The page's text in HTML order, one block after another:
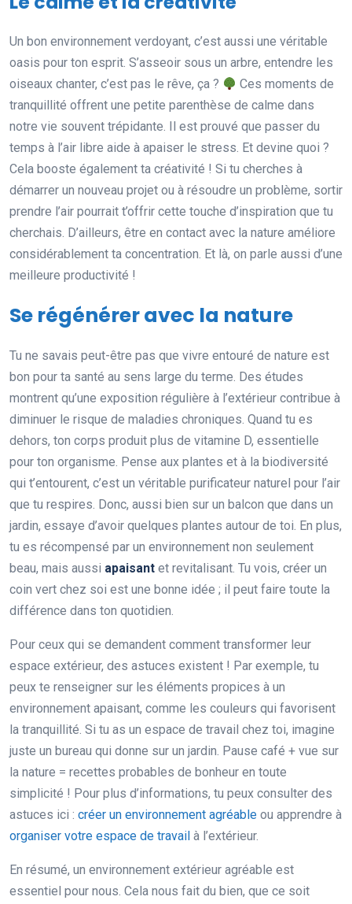
Un bon environnement verdoyant, c’est aussi une véritable
oasis pour ton esprit. S’asseoir sous un arbre, entendre les
oiseaux chanter, c’est pas le rêve, ça ?
Ces moments de
tranquillité offrent une petite parenthèse de calme dans
notre vie souvent trépidante. Il est prouvé que passer du
temps à l’air libre aide à apaiser le stress. Et devine quoi ?
Cela booste également ta créativité ! Si tu cherches à
démarrer un nouveau projet ou à résoudre un problème, sortir
prendre l’air pourrait t’offrir cette touche d’inspiration que tu
cherchais. D’ailleurs, être en contact avec la nature améliore
considérablement ta concentration. Et là, on parle aussi d’une
meilleure productivité !
Se régénérer avec la nature
Tu ne savais peut-être pas que vivre entouré de nature est
bon pour ta santé au sens large du terme. Des études
montrent qu’une exposition régulière à l’extérieur contribue à
diminuer le risque de maladies chroniques. Quand tu es
dehors, ton corps produit plus de vitamine D, essentielle
pour ton organisme. Pense aux plantes et à la biodiversité
qui t’entourent, c’est un véritable purificateur naturel pour l’air
que tu respires. Donc, aussi bien sur un balcon que dans un
jardin, essaye d’avoir quelques plantes autour de toi. En plus,
tu es récompensé par un environnement non seulement
beau, mais aussi apaisant et revitalisant. Tu vois, créer un
coin vert chez soi est une bonne idée ; il peut faire toute la
différence dans ton quotidien.
Pour ceux qui se demandent comment transformer leur
espace extérieur, des astuces existent ! Par exemple, tu
peux te renseigner sur les éléments propices à un
environnement apaisant, comme les couleurs qui favorisent
la tranquillité. Si tu as un espace de travail chez toi, imagine
juste un bureau qui donne sur un jardin. Pause café + vue sur
la nature = recettes probables de bonheur en toute
simplicité ! Pour plus d’informations, tu peux consulter des
astuces ici : créer un environnement agréable ou apprendre à
organiser votre espace de travail à l’extérieur.
En résumé, un environnement extérieur agréable est
essentiel pour nous. Cela nous fait du bien, que ce soit